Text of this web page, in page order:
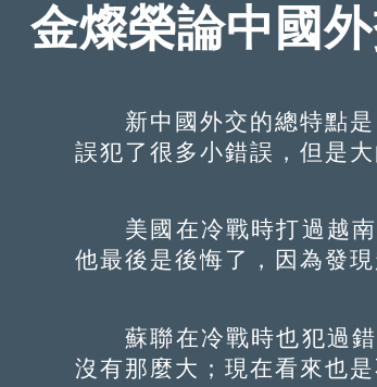
金燦榮論中國
新中國外交的總特點是
誤犯了很多小錯誤，但是大
美國在冷戰時打過越南
他最後是後悔了，因為發
蘇聯在冷戰時也犯過錯
沒有那麼大；現在看來也是